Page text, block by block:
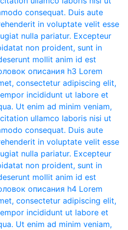
consequat. Duis aute
in voluptate velit esse
nulla pariatur. Excepteur
non proident, sunt in
mollit anim id est
описания h3 Lorem
consectetur adipiscing elit,
incididunt ut labore et
Ut enim ad minim veniam,
ullamco laboris nisi ut
consequat. Duis aute
in voluptate velit esse
nulla pariatur. Excepteur
non proident, sunt in
mollit anim id est
описания h4 Lorem
consectetur adipiscing elit,
incididunt ut labore et
Ut enim ad minim veniam,